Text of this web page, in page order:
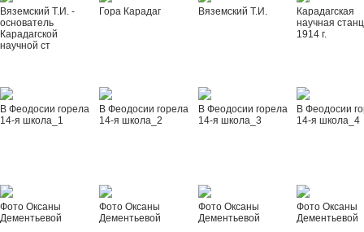
Вяземский Т.И. -
основатель
Карадагской
научной ст
Гора Карадаг Вяземский Т.И.
Карадагская
научная
1914 г.
В Феодосии горела
14-я школа_1
В Феодосии горела
14-я школа_2
В Феодосии горела
14-я школа_3
В Феодосии
14-я школа_4
Фото Оксаны
Дементьевой
Фото Оксаны
Дементьевой
Фото Оксаны
Дементьевой
Фото Оксаны
Дементьевой